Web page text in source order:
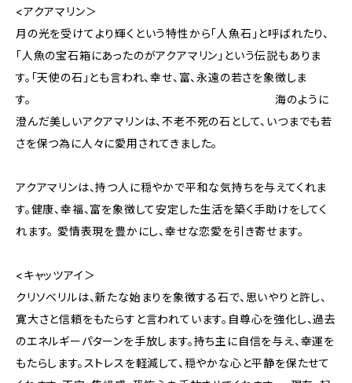
<アクアマリン＞
月の光を受けてより輝くという特性から「人魚石」と呼ばれたり、
「人魚の宝石箱にあったのがアクアマリン」という伝説もありま
す。「天使の石」とも言われ、幸せ、富、永遠の若さを象徴しま
す。 海のように
澄んだ美しいアクアマリンは、不老不死の石として、いつまでも若
さを保つ為に人々に愛用されてきました。
アクアマリンは、持つ人に穏やかで平和な気持ちを与えてくれま
す。健康、幸福、富を象徴して安定した生活を築く手助けをしてく
れます。 愛情表現を豊かにし、幸せな恋愛を引き寄せます。
<キャッツアイ＞
クリソベリルは、新たな始まりを象徴する石で、思いやりと許し、
寛大さと信頼をもたらすと言われています。自尊心を強化し、過去
のエネルギーパターンを手放します。持ち主に自信を与え、幸運を
もたらします。ストレスを軽減して、穏やかな心と平静を保たせて